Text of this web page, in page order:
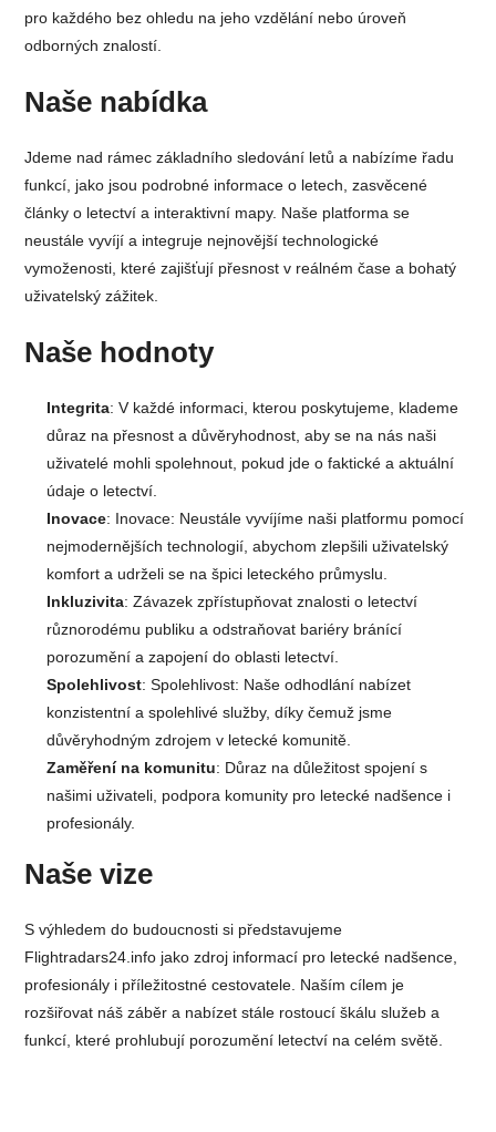
pro každého bez ohledu na jeho vzdělání nebo úroveň
odborných znalostí.
Naše nabídka
Jdeme nad rámec základního sledování letů a nabízíme řadu
funkcí, jako jsou podrobné informace o letech, zasvěcené
články o letectví a interaktivní mapy. Naše platforma se
neustále vyvíjí a integruje nejnovější technologické
vymoženosti, které zajišťují přesnost v reálném čase a bohatý
uživatelský zážitek.
Naše hodnoty
Integrita: V každé informaci, kterou poskytujeme, klademe
důraz na přesnost a důvěryhodnost, aby se na nás naši
uživatelé mohli spolehnout, pokud jde o faktické a aktuální
údaje o letectví.
Inovace: Inovace: Neustále vyvíjíme naši platformu pomocí
nejmodernějších technologií, abychom zlepšili uživatelský
komfort a udrželi se na špici leteckého průmyslu.
Inkluzivita: Závazek zpřístupňovat znalosti o letectví
různorodému publiku a odstraňovat bariéry bránící
porozumění a zapojení do oblasti letectví.
Spolehlivost: Spolehlivost: Naše odhodlání nabízet
konzistentní a spolehlivé služby, díky čemuž jsme
důvěryhodným zdrojem v letecké komunitě.
Zaměření na komunitu: Důraz na důležitost spojení s
našimi uživateli, podpora komunity pro letecké nadšence i
profesionály.
Naše vize
S výhledem do budoucnosti si představujeme
Flightradars24.info jako zdroj informací pro letecké nadšence,
profesionály i příležitostné cestovatele. Naším cílem je
rozšiřovat náš záběr a nabízet stále rostoucí škálu služeb a
funkcí, které prohlubují porozumění letectví na celém světě.